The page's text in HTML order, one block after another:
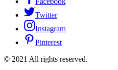
Twitter
Instagram
Pinterest
© 2021 All rights reserved.